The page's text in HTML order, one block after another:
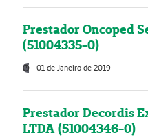
Prestador Oncoped
(51004335-0)
01 de Janeiro de 2019
Prestador Decordis
LTDA (51004346-0)